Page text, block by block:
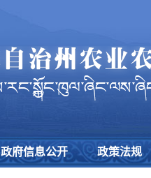
政府信息公开 政策法规